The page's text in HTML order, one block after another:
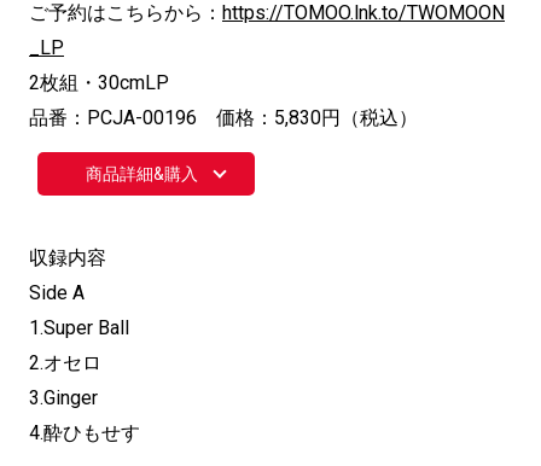
ご予約はこちらから： https://TOMOO.lnk.to/TWOMOON
_LP
2枚組・30cmLP
品番：PCJA-00196 価格：5,830円（税込）
商品詳細&購入
収録内容
Side A
1.Super Ball
2.オセロ
3.Ginger
4.酔ひもせす